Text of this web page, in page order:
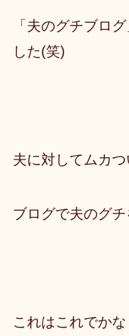
「夫のグチブロ
した(笑)
夫に対してムカつ
ブログで夫のグチ
これはこれでか